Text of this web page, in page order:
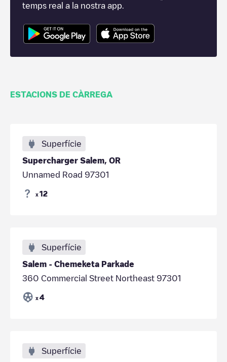
temps real a la nostra app.
ESTACIONS DE CÀRREGA
Superfície
Supercharger Salem, OR
Unnamed Road 97301
x 12
Superfície
Salem - Chemeketa Parkade
360 Commercial Street Northeast 97301
x 4
Superfície